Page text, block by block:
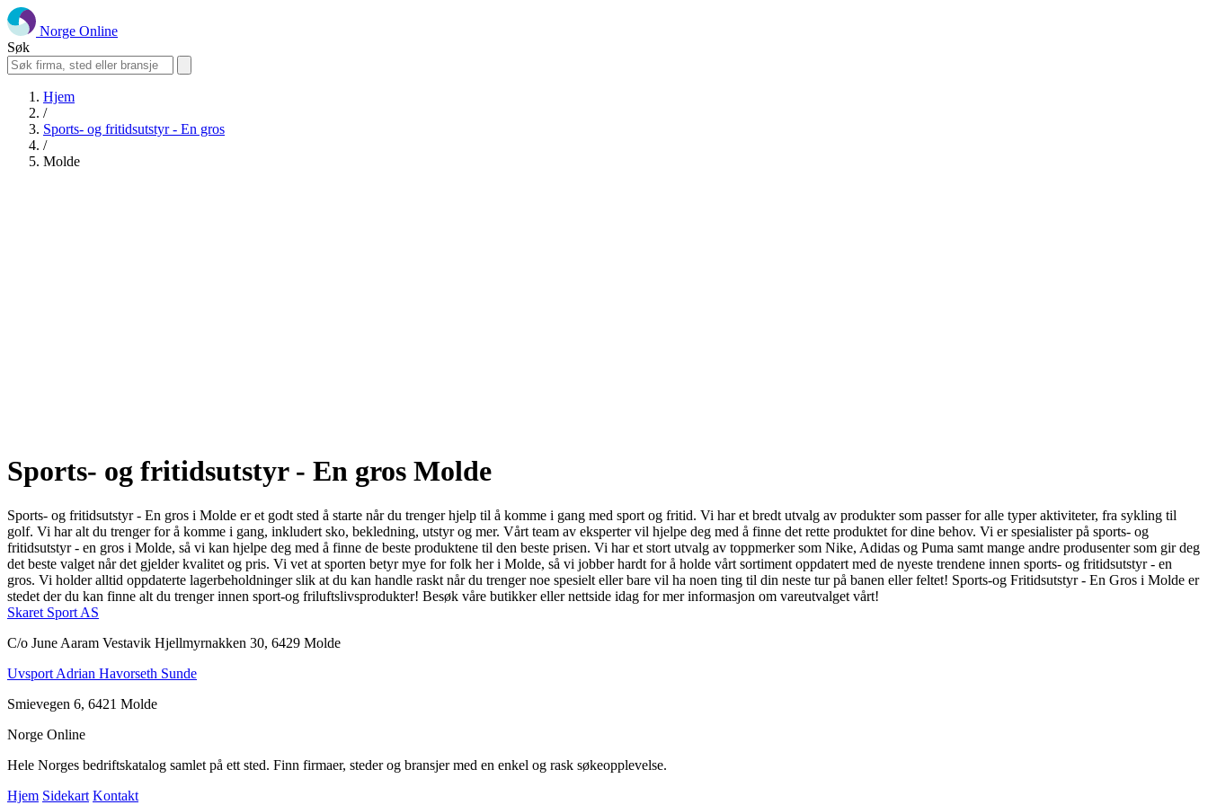
Norge Online
Søk
Hjem
/
Sports- og fritidsutstyr - En gros
/
Molde
Sports- og fritidsutstyr - En gros Molde
Sports- og fritidsutstyr - En gros i Molde er et godt sted å starte når du trenger hjelp til å komme i gang med sport og fritid. Vi har et bredt utvalg av produkter som passer for alle typer aktiviteter, fra sykling til
golf. Vi har alt du trenger for å komme i gang, inkludert sko, bekledning, utstyr og mer. Vårt team av eksperter vil hjelpe deg med å finne det rette produktet for dine behov. Vi er spesialister på sports- og
fritidsutstyr - en gros i Molde, så vi kan hjelpe deg med å finne de beste produktene til den beste prisen. Vi har et stort utvalg av toppmerker som Nike, Adidas og Puma samt mange andre produsenter som gir deg
det beste valget når det gjelder kvalitet og pris. Vi vet at sporten betyr mye for folk her i Molde, så vi jobber hardt for å holde vårt sortiment oppdatert med de nyeste trendene innen sports- og fritidsutstyr - en
gros. Vi holder alltid oppdaterte lagerbeholdninger slik at du kan handle raskt når du trenger noe spesielt eller bare vil ha noen ting til din neste tur på banen eller feltet! Sports-og Fritidsutstyr - En Gros i Molde er
stedet der du kan finne alt du trenger innen sport-og friluftslivsprodukter! Besøk våre butikker eller nettside idag for mer informasjon om vareutvalget vårt!
Skaret Sport AS
C/o June Aaram Vestavik Hjellmyrnakken 30, 6429 Molde
Uvsport Adrian Havorseth Sunde
Smievegen 6, 6421 Molde
Norge Online
Hele Norges bedriftskatalog samlet på ett sted. Finn firmaer, steder og bransjer med en enkel og rask søkeopplevelse.
Hjem Sidekart Kontakt